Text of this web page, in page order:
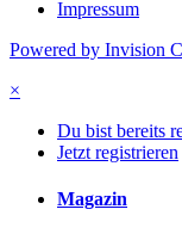
Impressum
Powered by Invision
×
Du bist bereits
Jetzt registrieren
Magazin